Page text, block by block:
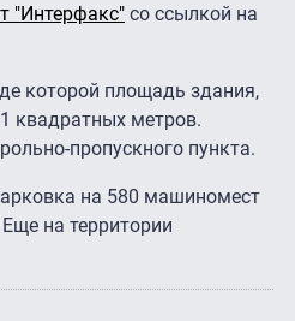
"Интерфакс" со ссылкой на
которой площадь здания,
квадратных метров.
пропускного пункта.
на 580 машиномест
на территории